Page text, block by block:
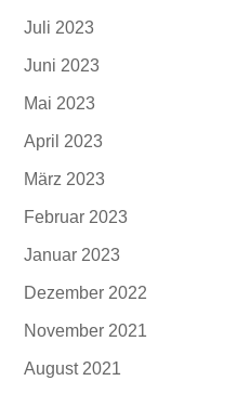
Juli 2023
Juni 2023
Mai 2023
April 2023
März 2023
Februar 2023
Januar 2023
Dezember 2022
November 2021
August 2021